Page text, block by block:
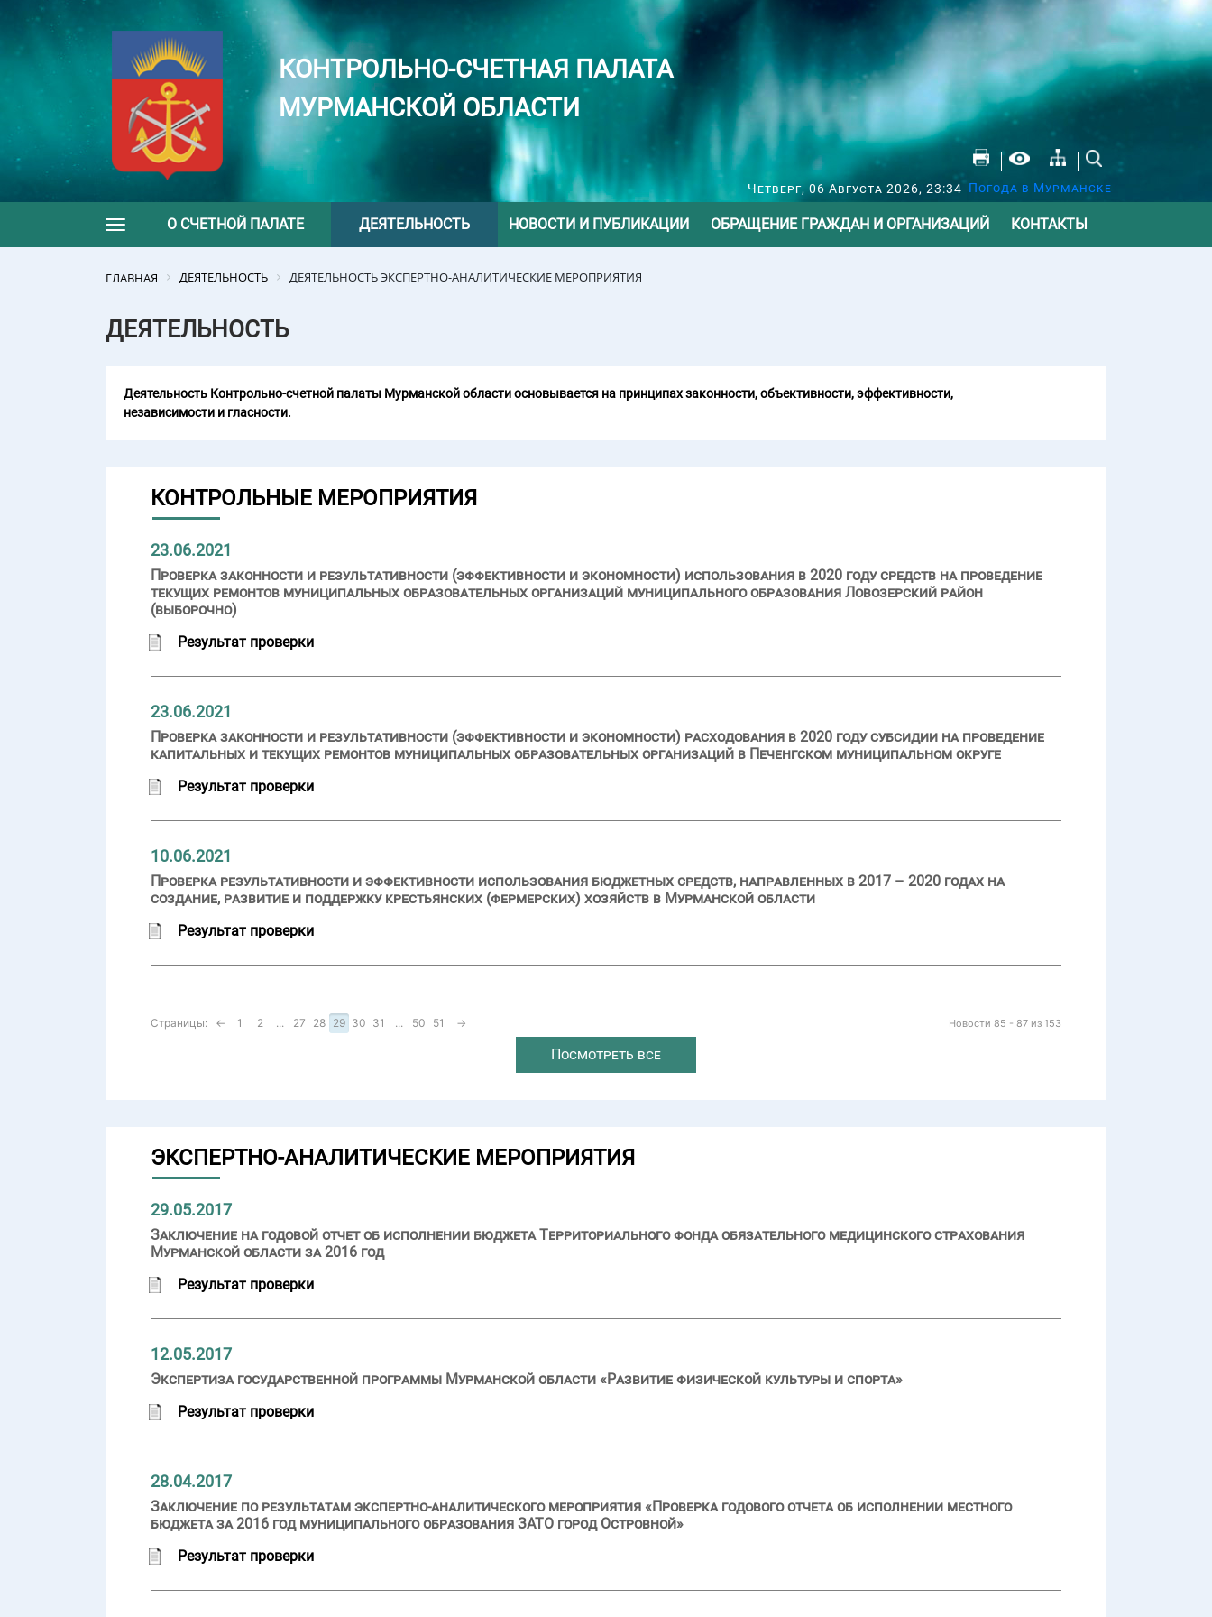
КОНТРОЛЬНО-СЧЕТНАЯ ПАЛАТА
МУРМАНСКОЙ ОБЛАСТИ
Четверг, 06 Августа 2026, 23:34 Погода в Мурманске
Toggle navigation
О СЧЕТНОЙ ПАЛАТЕ ДЕЯТЕЛЬНОСТЬ НОВОСТИ И ПУБЛИКАЦИИ ОБРАЩЕНИЕ ГРАЖДАН И ОРГАНИЗАЦИЙ КОНТАКТЫ
ГЛАВНАЯ ДЕЯТЕЛЬНОСТЬ ДЕЯТЕЛЬНОСТЬ ЭКСПЕРТНО-АНАЛИТИЧЕСКИЕ МЕРОПРИЯТИЯ
ДЕЯТЕЛЬНОСТЬ
Деятельность Контрольно-счетной палаты Мурманской области основывается на принципах законности, объективности, эффективности,
независимости и гласности.
КОНТРОЛЬНЫЕ МЕРОПРИЯТИЯ
23.06.2021
Проверка законности и результативности (эффективности и экономности) использования в 2020 году средств на проведение
текущих ремонтов муниципальных образовательных организаций муниципального образования Ловозерский район
(выборочно)
Результат проверки
23.06.2021
Проверка законности и результативности (эффективности и экономности) расходования в 2020 году субсидии на проведение
капитальных и текущих ремонтов муниципальных образовательных организаций в Печенгском муниципальном округе
Результат проверки
10.06.2021
Проверка результативности и эффективности использования бюджетных средств, направленных в 2017 – 2020 годах на
создание, развитие и поддержку крестьянских (фермерских) хозяйств в Мурманской области
Результат проверки
Новости 85 - 87 из 153
Страницы: ← 1 2 ... 27 28 29 30 31 ... 50 51 →
Посмотреть все
ЭКСПЕРТНО-АНАЛИТИЧЕСКИЕ МЕРОПРИЯТИЯ
29.05.2017
Заключение на годовой отчет об исполнении бюджета Территориального фонда обязательного медицинского страхования
Мурманской области за 2016 год
Результат проверки
12.05.2017
Экспертиза государственной программы Мурманской области «Развитие физической культуры и спорта»
Результат проверки
28.04.2017
Заключение по результатам экспертно-аналитического мероприятия «Проверка годового отчета об исполнении местного
бюджета за 2016 год муниципального образования ЗАТО город Островной»
Результат проверки